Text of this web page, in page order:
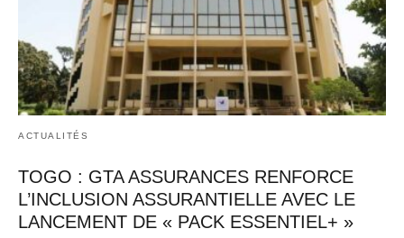
ACTUALITÉS
TOGO : GTA ASSURANCES RENFORCE
L’INCLUSION ASSURANTIELLE AVEC LE
LANCEMENT DE « PACK ESSENTIEL+ »